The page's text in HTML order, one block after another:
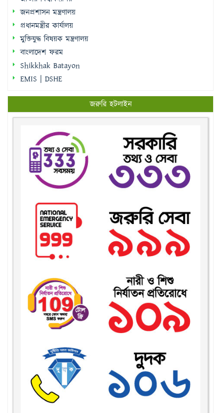
জনপ্রশাসন মন্ত্রণালয়
প্রধানমন্ত্রীর কার্যালয়
মুক্তিযুদ্ধ বিষয়ক মন্ত্রণালয়
বাংলাদেশ ফরম
Shikkhak Batayon
EMIS | DSHE
জরুরি হটলাইন